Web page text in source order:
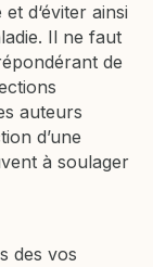
d‘éviter ainsi
Il ne faut
de
auteurs
d’une
à soulager
des vos